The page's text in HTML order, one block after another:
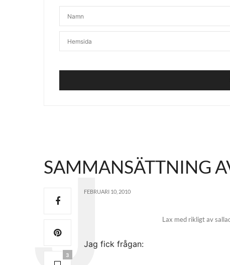
SAMMANSÄTTNING
3
FEBRUARI 10, 2010
Lax med rikligt av
Jag fick frågan: